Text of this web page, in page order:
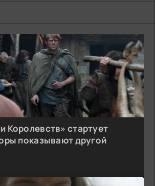
Королевств» стартует
показывают другой